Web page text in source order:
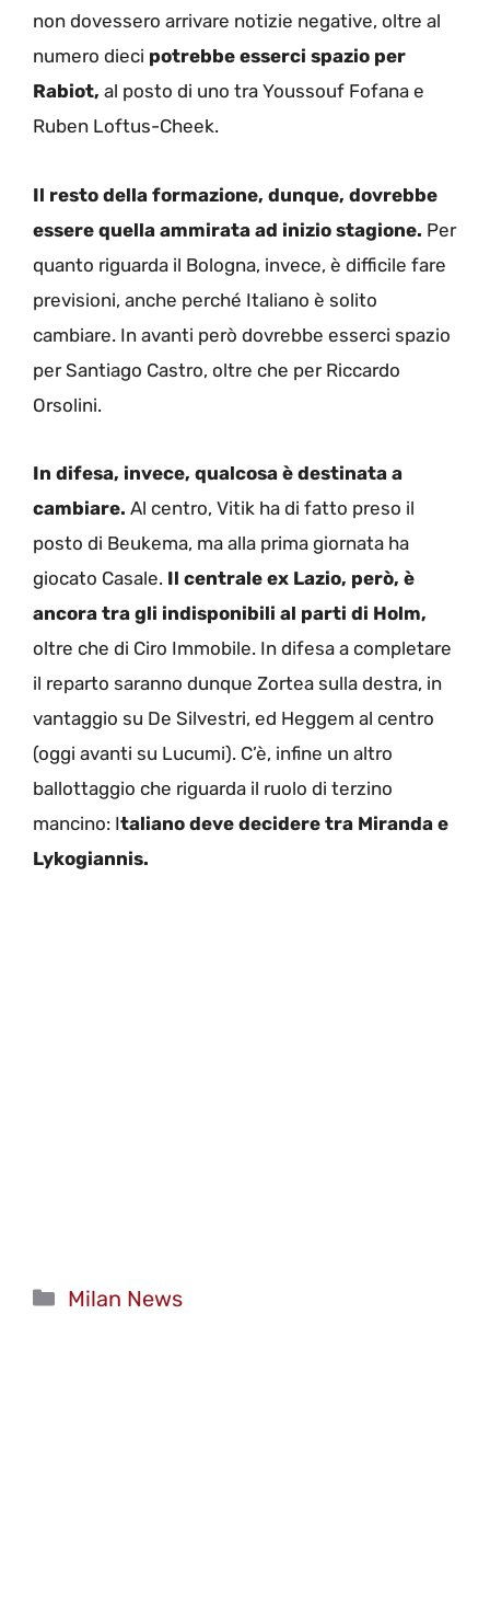
non dovessero arrivare notizie negative, oltre al
numero dieci potrebbe esserci spazio per
Rabiot, al posto di uno tra Youssouf Fofana e
Ruben Loftus-Cheek.
Il resto della formazione, dunque, dovrebbe
essere quella ammirata ad inizio stagione. Per
quanto riguarda il Bologna, invece, è difficile fare
previsioni, anche perché Italiano è solito
cambiare. In avanti però dovrebbe esserci spazio
per Santiago Castro, oltre che per Riccardo
Orsolini.
In difesa, invece, qualcosa è destinata a
cambiare. Al centro, Vitik ha di fatto preso il
posto di Beukema, ma alla prima giornata ha
giocato Casale. Il centrale ex Lazio, però, è
ancora tra gli indisponibili al parti di Holm,
oltre che di Ciro Immobile. In difesa a completare
il reparto saranno dunque Zortea sulla destra, in
vantaggio su De Silvestri, ed Heggem al centro
(oggi avanti su Lucumi). C’è, infine un altro
ballottaggio che riguarda il ruolo di terzino
mancino: Italiano deve decidere tra Miranda e
Lykogiannis.
Categorie
Milan News